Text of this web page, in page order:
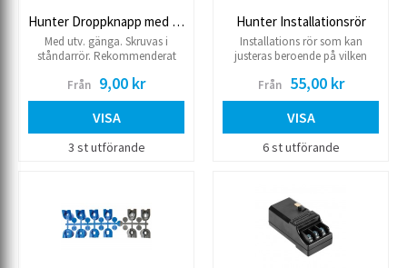
Hunter Droppknapp med gänga
Med utv. gänga. Skruvas i
ståndarrör. Rekommenderat
Från 9,00 kr
VISA
3 st utförande
Hunter Installationsrör
Installations rör som kan
justeras beroende på vilken
på eller vilken höjd spridaren
ska sitta på.
Från 55,00 kr
VISA
6 st utförande